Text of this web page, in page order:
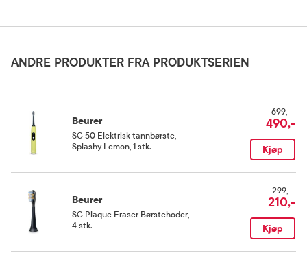
Les bruksanvisningen før bruk.
Oppbevaringsbetingelser
Rom (15-25 grader)
Kategori
Forseglet intimvare
ANDRE PRODUKTER FRA PRODUKTSERIEN
Beurer
SC 50 Elektrisk tannbørste
Splashy Lemon, 1 stk.
699,-
490,-
Kjøp
Beurer
SC Plaque Eraser Børstehoder
4 stk.
299,-
210,-
Kjøp